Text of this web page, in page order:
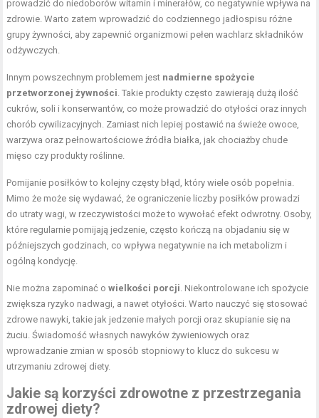
prowadzić do niedoborów witamin i minerałów, co negatywnie wpływa na
zdrowie. Warto zatem wprowadzić do codziennego jadłospisu różne
grupy żywności, aby zapewnić organizmowi pełen wachlarz składników
odżywczych.
Innym powszechnym problemem jest nadmierne spożycie
przetworzonej żywności . Takie produkty często zawierają dużą ilość
cukrów, soli i konserwantów, co może prowadzić do otyłości oraz innych
chorób cywilizacyjnych. Zamiast nich lepiej postawić na świeże owoce,
warzywa oraz pełnowartościowe źródła białka, jak chociażby chude
mięso czy produkty roślinne.
Pomijanie posiłków to kolejny częsty błąd, który wiele osób popełnia.
Mimo że może się wydawać, że ograniczenie liczby posiłków prowadzi
do utraty wagi, w rzeczywistości może to wywołać efekt odwrotny. Osoby,
które regularnie pomijają jedzenie, często kończą na objadaniu się w
późniejszych godzinach, co wpływa negatywnie na ich metabolizm i
ogólną kondycję.
Nie można zapominać owielkości porcji . Niekontrolowane ich spożycie
zwiększa ryzyko nadwagi, a nawet otyłości. Warto nauczyć się stosować
zdrowe nawyki, takie jak jedzenie małych porcji oraz skupianie się na
żuciu. Świadomość własnych nawyków żywieniowych oraz
wprowadzanie zmian w sposób stopniowy to klucz do sukcesu w
utrzymaniu zdrowej diety.
Jakie są korzyści zdrowotne z przestrzegania
zdrowej diety?